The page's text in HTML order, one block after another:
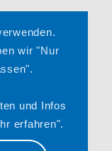
wir "Nur
und Infos
erfahren".